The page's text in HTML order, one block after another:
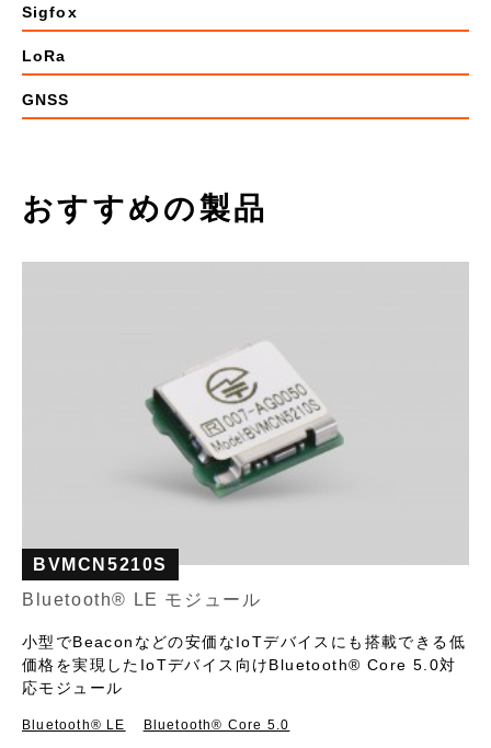
Sigfox
LoRa
GNSS
おすすめの製品
BVMCN5210S
Bluetooth® LE モジュール
小型でBeaconなどの安価なIoTデバイスにも搭載できる低
価格を実現したIoTデバイス向けBluetooth® Core 5.0対
応モジュール
Bluetooth®︎ LE Bluetooth® Core 5.0